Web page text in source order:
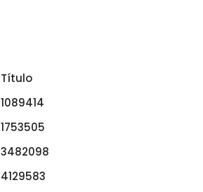
Título
1089414
1753505
3482098
4129583